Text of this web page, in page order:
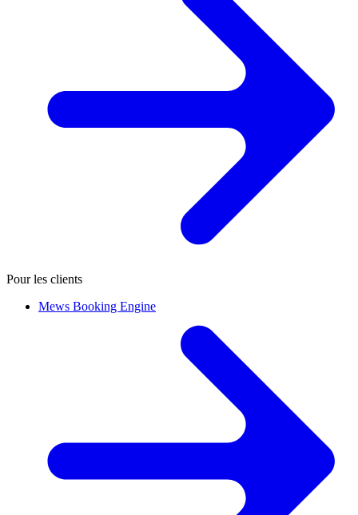
Pour les clients
Mews Booking Engine